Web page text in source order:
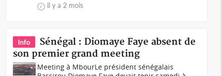
il y a 2 mois
Info
Sénégal : Diomaye Faye absent de
son premier grand meeting
Meeting à MbourLe président sénégalais